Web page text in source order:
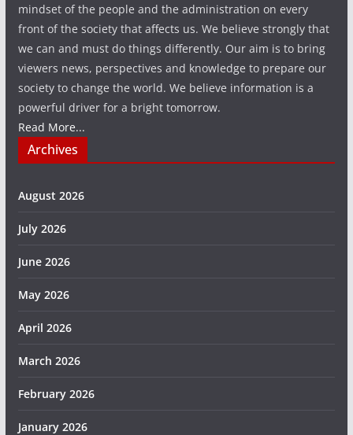
mindset of the people and the administration on every
front of the society that affects us. We believe strongly that
we can and must do things differently. Our aim is to bring
viewers news, perspectives and knowledge to prepare our
society to change the world. We believe information is a
powerful driver for a bright tomorrow.
Read More...
Archives
August 2026
July 2026
June 2026
May 2026
April 2026
March 2026
February 2026
January 2026